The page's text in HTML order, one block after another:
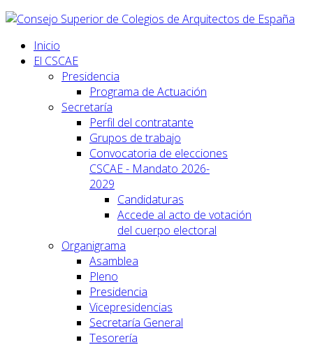
Inicio
El CSCAE
Presidencia
Programa de Actuación
Secretaría
Perfil del contratante
Grupos de trabajo
Convocatoria de elecciones
CSCAE - Mandato 2026-
2029
Candidaturas
Accede al acto de votación
del cuerpo electoral
Organigrama
Asamblea
Pleno
Presidencia
Vicepresidencias
Secretaría General
Tesorería